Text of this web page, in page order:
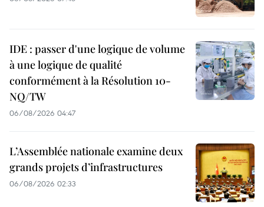
IDE : passer d'une logique de volume
à une logique de qualité
conformément à la Résolution 10-
NQ/TW
06/08/2026 04:47
L’Assemblée nationale examine deux
grands projets d’infrastructures
06/08/2026 02:33